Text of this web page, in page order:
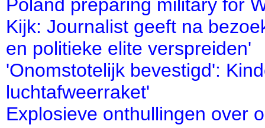
Poland preparing military for
Kijk: Journalist geeft na
en politieke elite verspreiden'
'Onomstotelijk bevestigd':
luchtafweerraket'
Explosieve onthullingen over